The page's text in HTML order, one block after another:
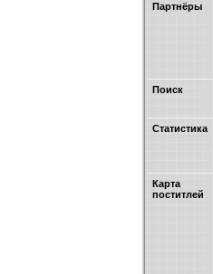
Партнёры
Поиск
Статистика
Карта
поститлей